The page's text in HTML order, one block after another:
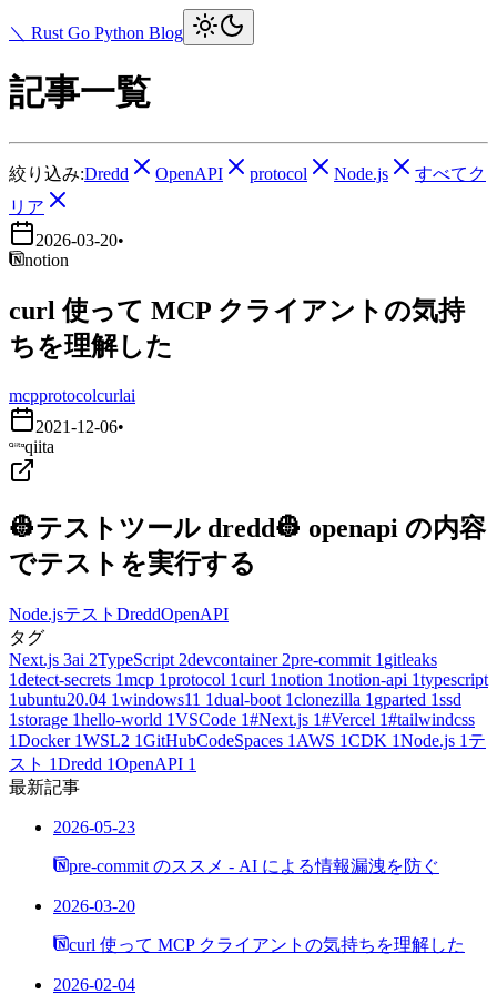
＼ Rust Go Python Blog
記事一覧
絞り込み:Dredd OpenAPI protocol Node.js
すべてク
リア
2026-03-20•
notion
curl 使って MCP クライアントの気持
ちを理解した
mcpprotocolcurlai
2021-12-06•
qiita
👷テストツール dredd👷 openapi の内容
でテストを実行する
Node.jsテスト DreddOpenAPI
タグ
Next.js 3ai 2TypeScript 2devcontainer 2pre-commit 1 gitleaks
1detect-secrets 1mcp 1protocol 1curl 1notion 1notion-api 1typescript
1ubuntu20.04 1windows11 1dual-boot 1clonezilla 1 gparted 1ssd
1storage 1hello-world 1VSCode 1#Next.js 1#Vercel 1#tailwindcss
1Docker 1WSL2 1GitHubCodeSpaces 1 AWS 1CDK 1Node.js 1 テ
スト 1Dredd 1OpenAPI 1
最新記事
2026-05-23
pre-commit のススメ - AI による情報漏洩を防ぐ
2026-03-20
curl 使って MCP クライアントの気持ちを理解した
2026-02-04